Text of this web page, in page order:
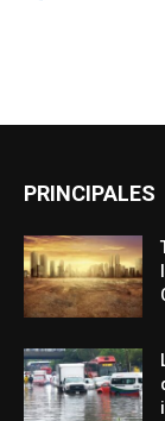
PRINCIPALES